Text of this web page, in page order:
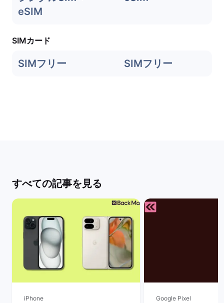
eSIM
SIMカード
SIMフリー SIMフリー
すべての記事を見る
iPhone Google Pixel